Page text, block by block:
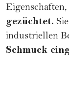
gezüchtet.
industriellen
Schmuck